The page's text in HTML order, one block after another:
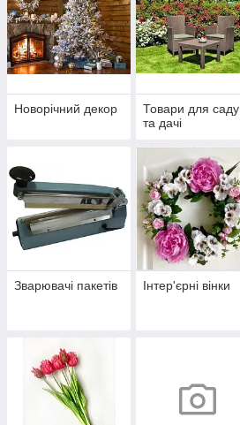
Новорічний декор
Товари для саду
та дачі
Зварювачі пакетів Інтер'єрні вінки